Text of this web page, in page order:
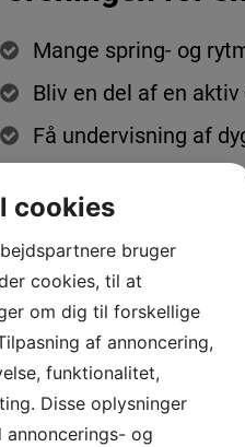
Mange spring- og
Bliv en del af en
Få undervisning af
Bliv medlem
Fitnesshold Voksenhold
cookies
bruger
cookies, til at
om dig til forskellige
af annoncering,
funktionalitet,
Disse oplysninger
og